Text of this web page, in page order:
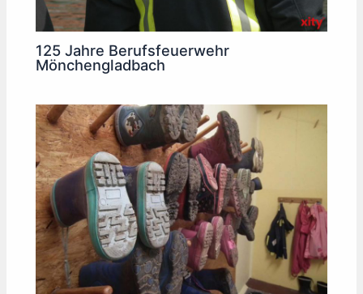
125 Jahre Berufsfeuerwehr
Mönchengladbach